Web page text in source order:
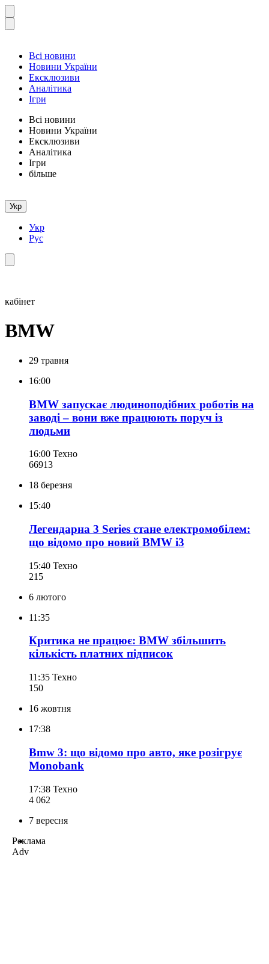
Всі новини
Новини України
Ексклюзиви
Аналітика
Ігри
Всі новини
Новини України
Ексклюзиви
Аналітика
Ігри
більше
Укр
Укр
Рус
кабінет
BMW
29 травня
16:00
BMW запускає людиноподібних роботів на
заводі – вони вже працюють поруч із
людьми
16:00 Техно
66913
18 березня
15:40
Легендарна 3 Series стане електромобілем:
що відомо про новий BMW i3
15:40 Техно
215
6 лютого
11:35
Критика не працює: BMW збільшить
кількість платних підписок
11:35 Техно
150
16 жовтня
17:38
Bmw 3: що відомо про авто, яке розігрує
Monobank
17:38 Техно
4 062
7 вересня
Реклама
Adv